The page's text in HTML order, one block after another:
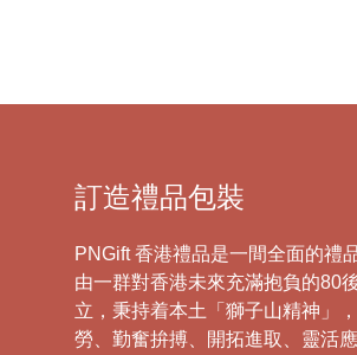
訂造禮品包裝
PNGift 香港禮品是一間全面的禮
由一群對香港未來充滿抱負的80
立，秉持着本土「獅子山精神」
勞、勤奮拚搏、開拓進取、靈活